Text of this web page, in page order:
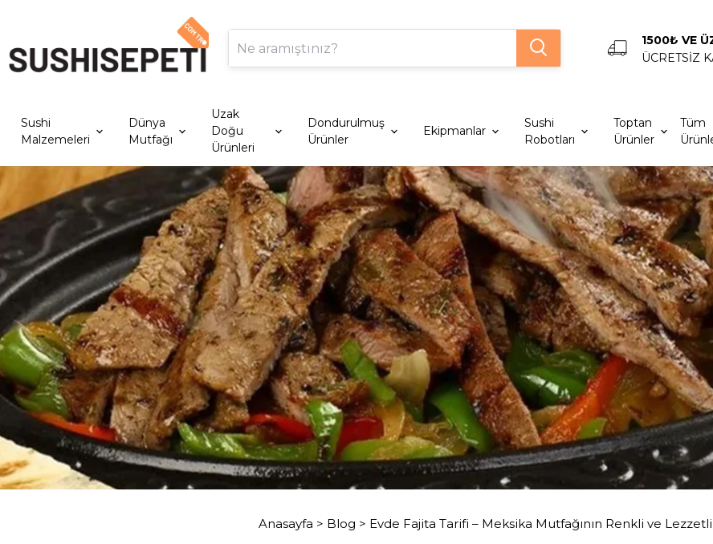
1500₺ VE
ÜCRETSİZ
Sushi
Malzemeleri
Dünya
Mutfağı
Uzak
Doğu
Ürünleri
Dondurulmuş
Ürünler
Ekipmanlar
Sushi
Robotları
Toptan
Ürünler
Tüm
Anasayfa > Blog > Evde Fajita Tarifi – Meksika Mutfağının Renkli ve